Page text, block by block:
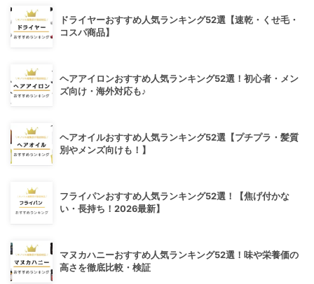
ドライヤーおすすめ人気ランキング52選【速乾・くせ毛・
コスパ商品】
ヘアアイロンおすすめ人気ランキング52選！初心者・メン
ズ向け・海外対応も♪
ヘアオイルおすすめ人気ランキング52選【プチプラ・髪質
別やメンズ向けも！】
フライパンおすすめ人気ランキング52選！【焦げ付かな
い・長持ち！2026最新】
マヌカハニーおすすめ人気ランキング52選！味や栄養価の
高さを徹底比較・検証